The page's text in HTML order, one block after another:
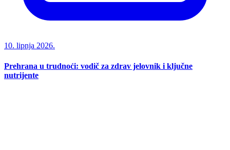
10. lipnja 2026.
Prehrana u trudnoći: vodič za zdrav jelovnik i ključne
nutrijente